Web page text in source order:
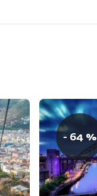
- 64 %